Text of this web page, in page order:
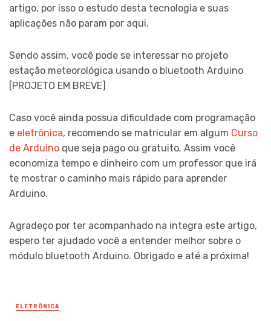
artigo, por isso o estudo desta tecnologia e suas
aplicações não param por aqui.
Sendo assim, você pode se interessar no projeto
estação meteorológica usando o bluetooth Arduino
[PROJETO EM BREVE]
Caso você ainda possua dificuldade com programação
e eletrônica, recomendo se matricular em algum Curso
de Arduino que seja pago ou gratuito. Assim você
economiza tempo e dinheiro com um professor que irá
te mostrar o caminho mais rápido para aprender
Arduino.
Agradeço por ter acompanhado na integra este artigo,
espero ter ajudado você a entender melhor sobre o
módulo bluetooth Arduino. Obrigado e até a próxima!
Posted
ELETRÔNICA